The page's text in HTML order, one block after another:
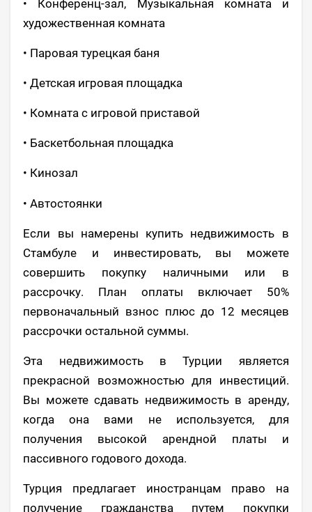
• Конференц-зал, Музыкальная комната и
художественная комната
• Паровая турецкая баня
• Детская игровая площадка
• Комната с игровой приставой
• Баскетбольная площадка
• Кинозал
• Автостоянки
Если вы намерены купить недвижимость в
Стамбуле и инвестировать, вы можете
совершить покупку наличными или в
рассрочку. План оплаты включает 50%
первоначальный взнос плюс до 12 месяцев
рассрочки остальной суммы.
Эта недвижимость в Турции является
прекрасной возможностью для инвестиций.
Вы можете сдавать недвижимость в аренду,
когда она вами не используется, для
получения высокой арендной платы и
пассивного годового дохода.
Турция предлагает иностранцам право на
получение гражданства путем покупки